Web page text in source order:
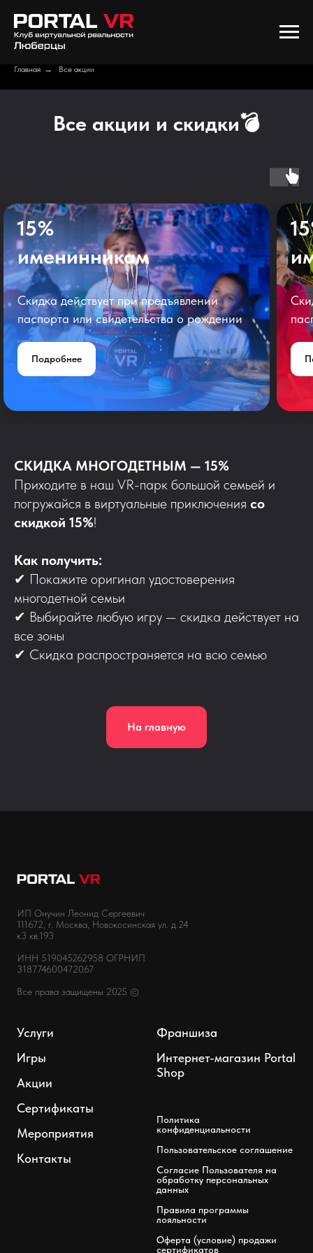
Главная → Все акции
Все акции и скидки💣
15%
именинникам
Скидка действует при предъявлении
паспорта или свидетельства о рождении
Подробнее
СКИДКА МНОГОДЕТНЫМ — 15%
Приходите в наш VR-парк большой семьей и
погружайся в виртуальные приключения со
скидкой 15%!
Как получить:
✔ Покажите оригинал удостоверения
многодетной семьи
✔ Выбирайте любую игру — скидка действует на
все зоны
✔ Скидка распространяется на всю семью
На главную
ИП Онучин Леонид Сергеевич
111672, г. Москва, Новокосинская ул. д.24
к3 кв.193
ИНН 519045262958 ОГРНИП
318774600472067
Все права защищены 2025 ©
Услуги
Игры
Акции
Сертификаты
Мероприятия
Контакты
Франшиза
Интернет-магазин Portal
Shop
Политика
конфиденциальности
Пользовательское соглашение
Согласие Пользователя на
обработку персональных
данных
Правила программы
лояльности
Оферта (условие) продажи
сертификатов